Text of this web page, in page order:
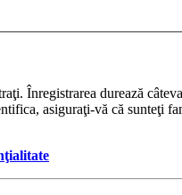
Înregistrarea durează
asiguraţi-vă că sunteţi